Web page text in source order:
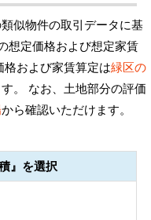
似物件の取引データに基
想定価格および想定家賃
および家賃算定は緑区の
。 なお、土地部分の評価
から確認いただけます。
』を選択